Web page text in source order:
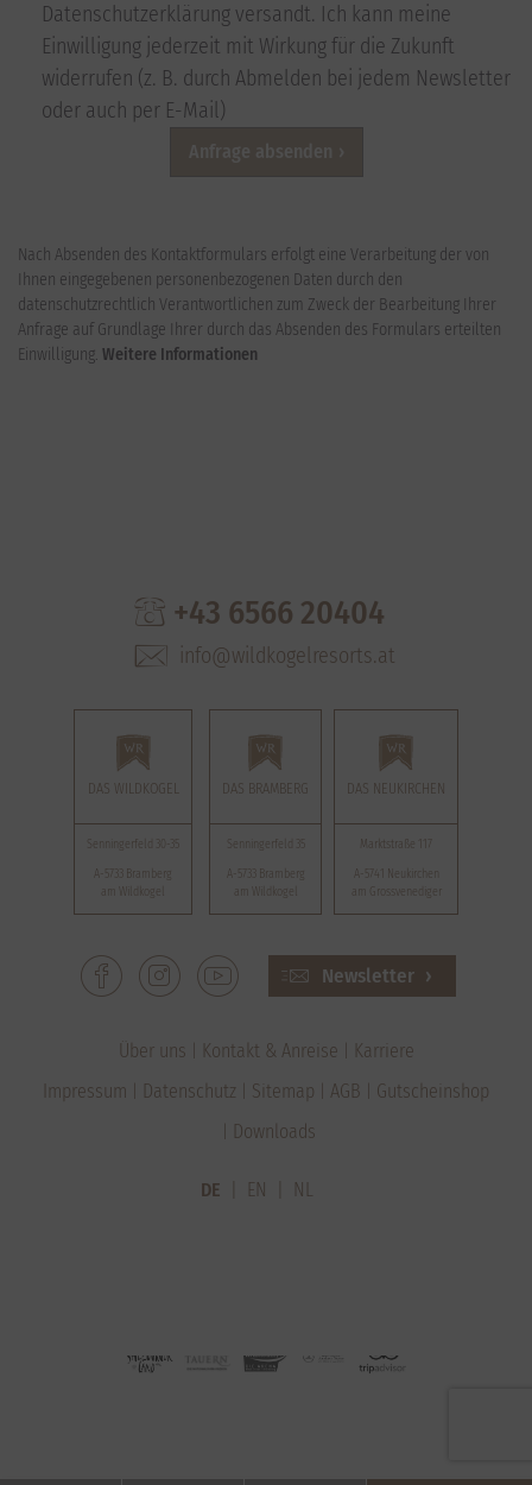
Datenschutzerklärung versandt. Ich kann meine
Einwilligung jederzeit mit Wirkung für die Zukunft
widerrufen (z. B. durch Abmelden bei jedem Newsletter
oder auch per E-Mail)
Nach Absenden des Kontaktformulars erfolgt eine Verarbeitung der von
Ihnen eingegebenen personenbezogenen Daten durch den
datenschutzrechtlich Verantwortlichen zum Zweck der Bearbeitung Ihrer
Anfrage auf Grundlage Ihrer durch das Absenden des Formulars erteilten
Einwilligung. Weitere Informationen
+43 6566 20404
info@wildkogelresorts.at
DAS WILDKOGEL
Senningerfeld 30-35
A-5733 Bramberg
am Wildkogel
DAS BRAMBERG
Senningerfeld 35
A-5733 Bramberg
am Wildkogel
DAS NEUKIRCHEN
Marktstraße 117
A-5741 Neukirchen
am Grossvenediger
Newsletter
Über uns Kontakt & Anreise
Karriere
Impressum
Datenschutz Sitemap AGB
Gutscheinshop
Downloads
DE EN NL